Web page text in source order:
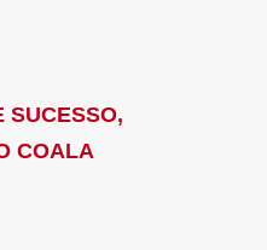
SUCESSO,
COALA